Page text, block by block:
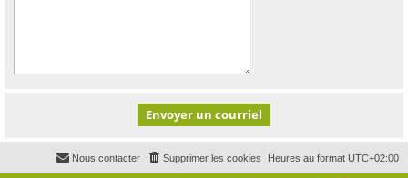
Heures au format UTC+02:00
Supprimer les cookies
Nous contacter